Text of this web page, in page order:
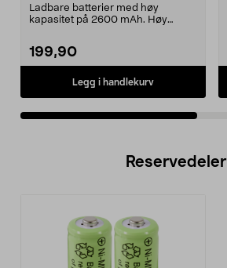
Ladbare batterier med høy
kapasitet på 2600 mAh. Høy
199,90
Legg i handlekurv
Reservedeler